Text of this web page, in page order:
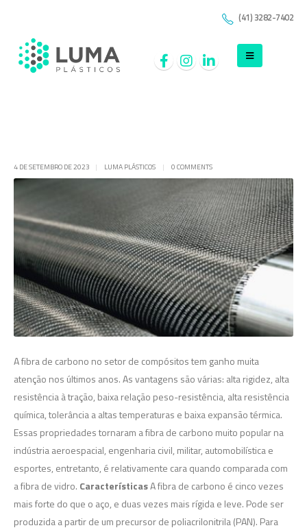
(41) 3282-7402
4 DE SETEMBRO DE 2023 LUMA PLÁSTICOS 0 COMMENTS
A fibra de carbono no setor de compósitos tem ganho muita
atenção nos últimos anos. As vantagens são várias: alta rigidez, alta
resistência à tração, baixa relação peso-resistência, alta resistência
química, tolerância a altas temperaturas e baixa expansão térmica.
Essas propriedades tornaram a fibra de carbono muito popular na
indústria aeroespacial, engenharia civil, militar, automobilística e
esportes, entretanto, é relativamente cara quando comparada com
a fibra de vidro. CaracterísticasA fibra de carbono é cinco vezes
mais forte do que o aço, e duas vezes mais rígida e leve. Pode ser
produzida a partir de um precursor de poliacrilonitrila (PAN). Para